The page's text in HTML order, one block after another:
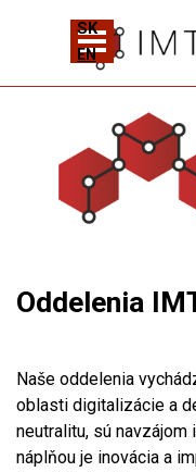
SK
EN
Preskočiť
Oddelenia
Naše oddelenia
oblasti digitalizácie a
neutralitu, sú
náplňou je inovácia a